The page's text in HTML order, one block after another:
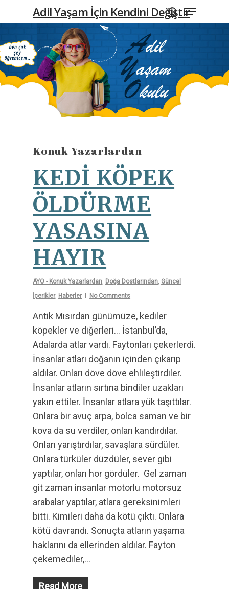
content
Adil Yaşam İçin Kendini Değiştir
search
Menu
Konuk Yazarlardan
KEDİ KÖPEK
ÖLDÜRME
YASASINA
HAYIR
AYO - Konuk Yazarlardan Doğa Dostlarından Güncel
İçerikler, Haberler No Comments
Antik Mısırdan günümüze, kediler
köpekler ve diğerleri… İstanbul’da,
Adalarda atlar vardı. Faytonları çekerlerdi.
İnsanlar atları doğanın içinden çıkarıp
aldılar. Onları döve döve ehlileştirdiler.
İnsanlar atların sırtına bindiler uzakları
yakın ettiler. İnsanlar atlara yük taşıttılar.
Onlara bir avuç arpa, bolca saman ve bir
kova da su verdiler, onları kandırdılar.
Onları yarıştırdılar, savaşlara sürdüler.
Onlara türküler düzdüler, sever gibi
yaptılar, onları hor gördüler. Gel zaman
git zaman insanlar motorlu motorsuz
arabalar yaptılar, atlara gereksinimleri
bitti. Kimileri daha da kötü çıktı. Onlara
kötü davrandı. Sonuçta atların yaşama
haklarını da ellerinden aldılar. Fayton
çekemediler,…
Read More